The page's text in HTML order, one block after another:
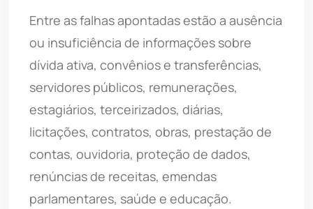
Entre as falhas apontadas estão a ausência
ou insuficiência de informações sobre
dívida ativa, convênios e transferências,
servidores públicos, remunerações,
estagiários, terceirizados, diárias,
licitações, contratos, obras, prestação de
contas, ouvidoria, proteção de dados,
renúncias de receitas, emendas
parlamentares, saúde e educação.